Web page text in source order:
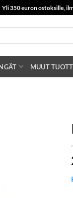
ostoksille,
MUUT